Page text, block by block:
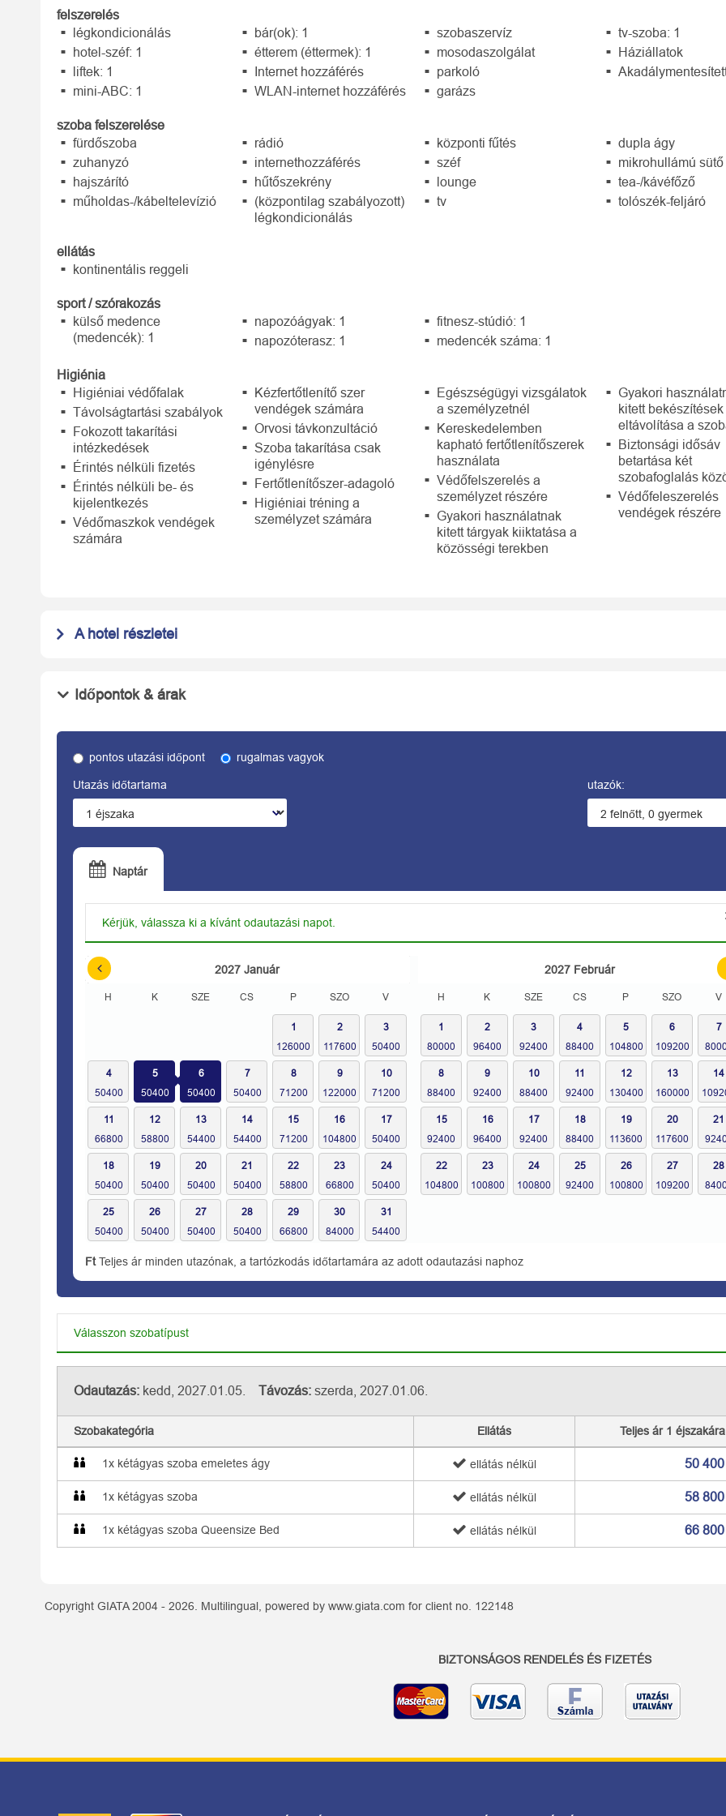
felszerelés
légkondicionálás
hotel-széf: 1
liftek: 1
mini-ABC: 1
bár(ok): 1
étterem (éttermek): 1
Internet hozzáférés
WLAN-internet hozzáférés
szobaszervíz
mosodaszolgálat
parkoló
garázs
tv-szoba: 1
Háziállatok
szoba felszerelése
fürdőszoba
zuhanyzó
hajszárító
műholdas-/kábeltelevízió
rádió
internethozzáférés
hűtőszekrény
(központilag szabályozott)
légkondicionálás
központi fűtés
széf
lounge
tv
dupla ágy
mikrohullámú sütő
tea-/kávéfőző
tolószék-feljáró
ellátás
kontinentális reggeli
sport / szórakozás
külső medence
(medencék): 1
napozóágyak: 1
napozóterasz: 1
fitnesz-stúdió: 1
medencék száma: 1
Higiénia
Higiéniai védőfalak
Távolságtartási szabályok
Fokozott takarítási
intézkedések
Érintés nélküli fizetés
Érintés nélküli be- és
kijelentkezés
Védőmaszkok vendégek
számára
Kézfertőtlenítő szer
vendégek számára
Orvosi távkonzultáció
Szoba takarítása csak
igénylésre
Fertőtlenítőszer-adagoló
Higiéniai tréning a
személyzet számára
Egészségügyi vizsgálatok
a személyzetnél
Kereskedelemben
kapható fertőtlenítőszerek
használata
Védőfelszerelés a
személyzet részére
Gyakori használatnak
kitett tárgyak kiiktatása a
közösségi terekben
Gyakori
kitett bekészítések
eltávolítása a
Biztonsági idősáv
betartása két
szobafoglalás
Védőfeleszerelés
vendégek részére
A hotel részletei
Időpontok & árak
pontos utazási időpont rugalmas vagyok
Utazás időtartama utazók:
Naptár
Kérjük, válassza ki a kívánt odautazási napot.
2027 Január
H K SZE CS P SZO V
1 2 3
4 5 6 7 8 9 10
11 12 13 14 15 16 17
18 19 20 21 22 23 24
25 26 27 28 29 30 31
2027 Február
H K SZE CS P SZO V
1 2 3 4 5 6 7
8 9 10 11 12 13 14
15 16 17 18 19 20 21
22 23 24 25 26 27 28
FtTeljes ár minden utazónak, a tartózkodás időtartamára az adott odautazási naphoz
Válasszon szobatípust
Odautazás: kedd, 2027.01.05. Távozás: szerda, 2027.01.06.
Szobakategória Ellátás Teljes ár 1 éjszakára
1x kétágyas szoba emeletes ágy ellátás nélkül 50
1x kétágyas szoba ellátás nélkül 58
1x kétágyas szoba Queensize Bed ellátás nélkül 66
Copyright GIATA 2004 - 2026. Multilingual, powered by www.giata.com for client no. 122148
BIZTONSÁGOS RENDELÉS ÉS FIZETÉS